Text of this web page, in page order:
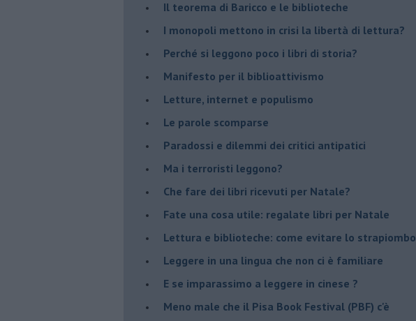
Il teorema di Baricco e le biblioteche
I monopoli mettono in crisi la libertà di lettura?
​Perché si leggono poco i libri di storia?
​Manifesto per il biblioattivismo
Letture, internet e populismo
​Le parole scomparse
​Paradossi e dilemmi dei critici antipatici
Ma i terroristi leggono?
​Che fare dei libri ricevuti per Natale?
​Fate una cosa utile: regalate libri per Natale
​Lettura e biblioteche: come evitare lo strapiombo
Leggere in una lingua che non ci è familiare
​E se imparassimo a leggere in cinese ?
​Meno male che il Pisa Book Festival (PBF) c'è